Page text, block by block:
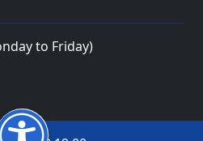
to Friday)